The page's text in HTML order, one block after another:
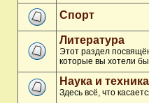
Спорт
Литература
Этот раздел
которые вы хотели
Наука и техника
Здесь всё, что